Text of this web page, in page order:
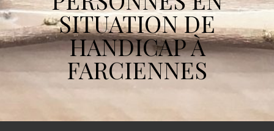
SITUATION DE
HANDICAP À
FARCIENNES